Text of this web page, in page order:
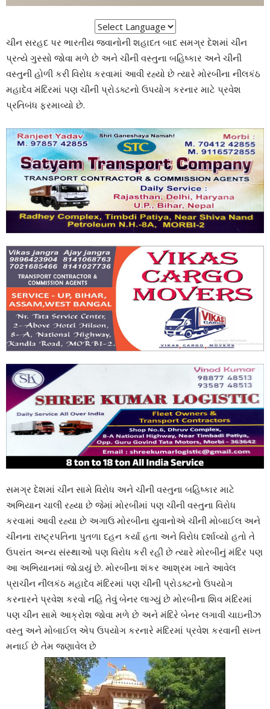
ચીન સરહદ પર ભારતીય જવાનોની શહાદત બાદ સમગ્ર દેશમાં ચીન
પ્રત્યે ગુસ્સો જોવા મળે છે અને ચીની વસ્તુના બહિષ્કાર અને ચીની
વસ્તુની હોળી કરી વિરોધ કરવામાં આવી રહ્યો છે ત્યારે મોરબીના નીલકંઠ
મહાદેવ મંદિરમાં પણ ચીની પ્રોડક્ટનો ઉપયોગ કરનાર માટે પ્રવેશ
પ્રતિબંધ ફરમાવ્યો છે.
સમગ્ર દેશમાં ચીન સામે વિરોધ અને ચીની વસ્તુના બહિષ્કાર માટે
અભિયાન ચાલી રહ્યા છે જેમાં મોરબીમાં પણ ચીની વસ્તુના વિરોધ
કરવામાં આવી રહ્યા છે અગાઉ મોરબીના યુવાનોએ ચીની મોબાઈલ અને
ચીનના રાષ્ટ્રપતિના પુતળા દહન કર્યા હતા અને વિરોધ દર્શાવ્યો હતો તે
ઉપરાંત અન્ય સંસ્થાઓ પણ વિરોધ કરી રહી છે ત્યારે મોરબીનું મંદિર પણ
આ અભિયાનમાં જોડાયું છે. મોરબીના શંકર આશ્રમ ખાતે આવેલ
પ્રાચીન નીલકંઠ મહાદેવ મંદિરમાં પણ ચીની પ્રોડક્ટનો ઉપયોગ
કરનારને પ્રવેશ કરવો નહિ તેવું બેનર લાગ્યું છે મોરબીના શિવ મંદિરમાં
પણ ચીન સામે આક્રોશ જોવા મળે છે અને મંદિરે બેનર લગાવી ચાઇનીઝ
વસ્તુ અને મોબાઈલ એપ ઉપયોગ કરનારે મંદિરમાં પ્રવેશ કરવાની સખ્ત
મનાઈ છે તેમ જણાવેલ છે